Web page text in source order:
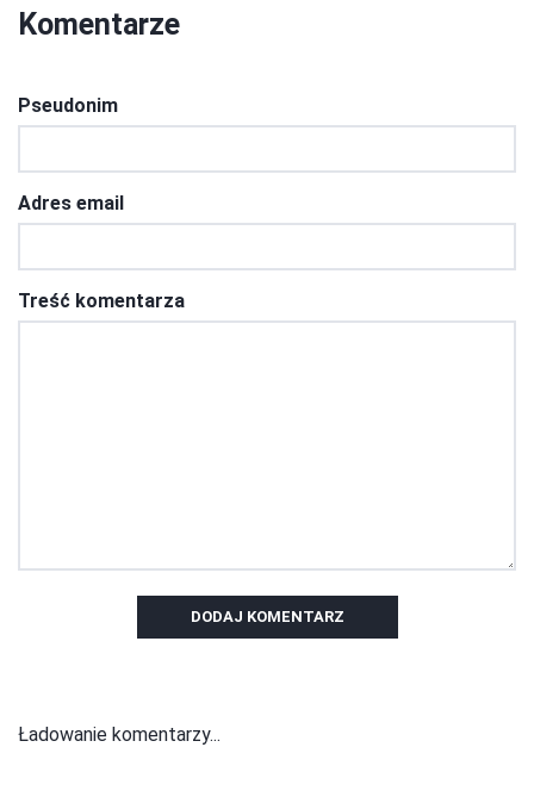
Komentarze
Pseudonim
Adres email
Treść komentarza
DODAJ KOMENTARZ
Ładowanie komentarzy...